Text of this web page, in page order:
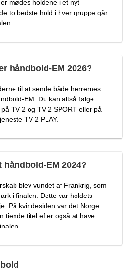
mødes holdene i et nyt
to bedste hold i hver gruppe går
håndbold-EM 2026?
til at sende både herrernes
EM. Du kan altså følge
TV 2 og TV 2 SPORT eller på
TV 2 PLAY.
håndbold-EM 2024?
blev vundet af Frankrig, som
i finalen. Dette var holdets
På kvindesiden var det Norge
tiende titel efter også at have